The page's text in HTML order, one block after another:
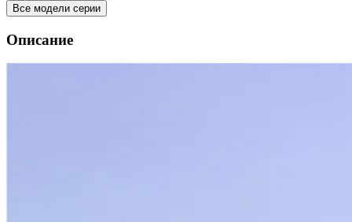
Все модели серии
Описание